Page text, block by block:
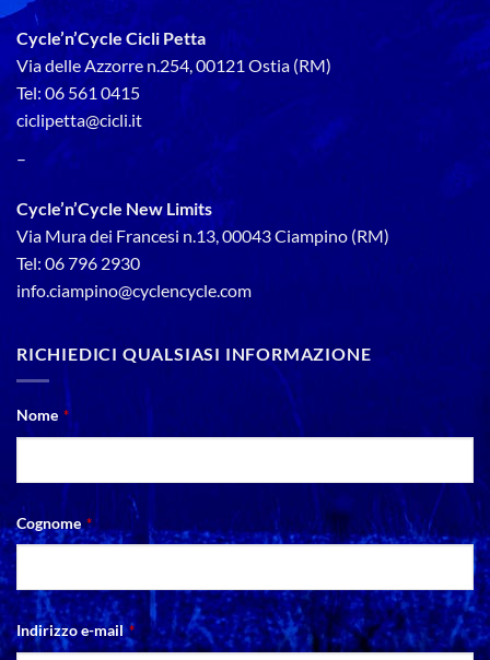
Cycle’n’Cycle Cicli Petta
Via delle Azzorre n.254, 00121 Ostia (RM)
Tel: 06 561 0415
ciclipetta@cicli.it
–
Cycle’n’Cycle New Limits
Via Mura dei Francesi n.13, 00043 Ciampino (RM)
Tel: 06 796 2930
info.ciampino@cyclencycle.com
RICHIEDICI QUALSIASI INFORMAZIONE
Nome *
Cognome *
Indirizzo e-mail *